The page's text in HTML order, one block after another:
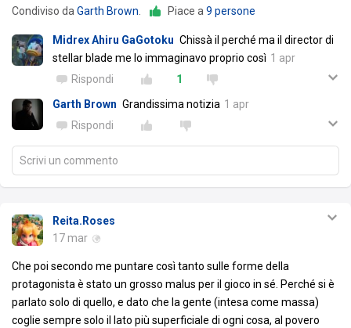
Condiviso da Garth Brown Piace a 9 persone
Midrex Ahiru GaGotoku Chissà il perché ma il director di
stellar blade me lo immaginavo proprio così 1 apr
Rispondi
1
Garth Brown Grandissima notizia 1 apr
Rispondi
Scrivi un commento
Reita.Roses
17 mar
Che poi secondo me puntare così tanto sulle forme della
protagonista è stato un grosso malus per il gioco in sé. Perché si è
parlato solo di quello, e dato che la gente (intesa come massa)
coglie sempre solo il lato più superficiale di ogni cosa, al povero